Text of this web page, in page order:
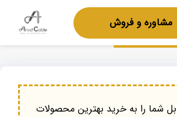
مشاوره و فروش
شما را به خرید بهترین محصولات